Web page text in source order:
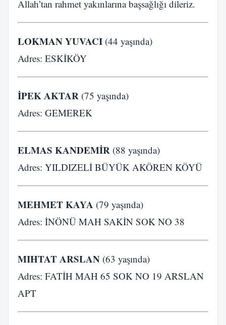
Allah’tan rahmet yakınlarına başsağlığı dileriz.
LOKMAN YUVACI (44 yaşında)
Adres: ESKİKÖY
İPEK AKTAR (75 yaşında)
Adres: GEMEREK
ELMAS KANDEMİR (88 yaşında)
Adres: YILDIZELİ BÜYÜK AKÖREN KÖYÜ
MEHMET KAYA (79 yaşında)
Adres: İNÖNÜ MAH SAKİN SOK NO 38
MIHTAT ARSLAN (63 yaşında)
Adres: FATİH MAH 65 SOK NO 19 ARSLAN
APT